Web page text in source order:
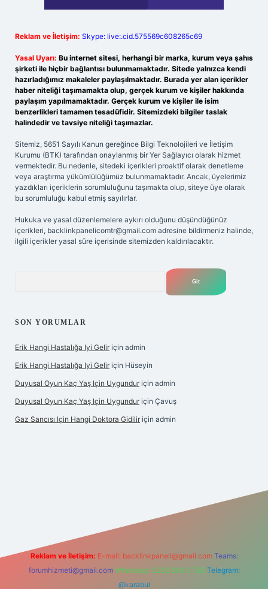
Reklam ve İletişim: Skype: live:.cid.575569c608265c69
Yasal Uyarı: Bu internet sitesi, herhangi bir marka, kurum veya şahıs
şirketi ile hiçbir bağlantısı bulunmamaktadır. Sitede yalnızca kendi
hazırladığımız makaleler paylaşılmaktadır. Burada yer alan içerikler
haber niteliği taşımamakta olup, gerçek kurum ve kişiler hakkında
paylaşım yapılmamaktadır. Gerçek kurum ve kişiler ile isim
benzerlikleri tamamen tesadüfidir. Sitemizdeki bilgiler taslak
halindedir ve tavsiye niteliği taşımazlar.
Sitemiz, 5651 Sayılı Kanun gereğince Bilgi Teknolojileri ve İletişim
Kurumu (BTK) tarafından onaylanmış bir Yer Sağlayıcı olarak hizmet
vermektedir. Bu nedenle, sitedeki içerikleri proaktif olarak denetleme
veya araştırma yükümlülüğümüz bulunmamaktadır. Ancak, üyelerimiz
yazdıkları içeriklerin sorumluluğunu taşımakta olup, siteye üye olarak
bu sorumluluğu kabul etmiş sayılırlar.
Hukuka ve yasal düzenlemelere aykırı olduğunu düşündüğünüz
içerikleri, backlinkpanelicomtr@gmail.com adresine bildirmeniz halinde,
ilgili içerikler yasal süre içerisinde sitemizden kaldırılacaktır.
SON YORUMLAR
Erik Hangi Hastalığa Iyi Gelir için admin
Erik Hangi Hastalığa Iyi Gelir için Hüseyin
Duyusal Oyun Kaç Yaş Için Uygundur için admin
Duyusal Oyun Kaç Yaş Için Uygundur için Çavuş
Gaz Sancısı Için Hangi Doktora Gidilir için admin
Reklam ve İletişim: E-mail: backlinkpaneli@gmail.com Teams:
forumhizmeti@gmail.com Whatsapp: 0262 606 0 726 Telegram:
@karabul